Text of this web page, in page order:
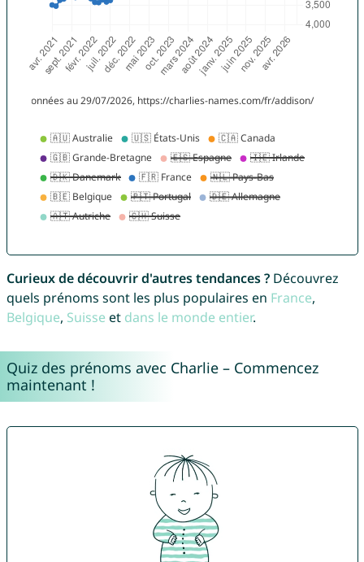
Curieux de découvrir d'autres tendances ?Découvrez
quels prénoms sont les plus populaires en France,
Belgique, Suisse et dans le monde entier.
Quiz des prénoms avec Charlie – Commencez
maintenant !